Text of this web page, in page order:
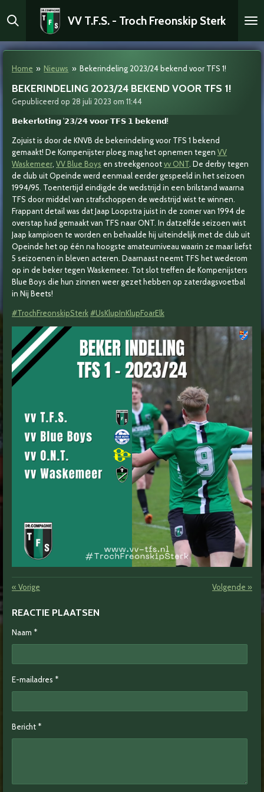
direct
de
VV T.F.S. - Troch Freonskip Sterk
Home » Nieuws » Bekerindeling 2023/24 bekend voor TFS 1!
BEKERINDELING 2023/24 BEKEND VOOR TFS 1!
Gepubliceerd op 28 juli 2023 om 11:44
𝗕𝗲𝗸𝗲𝗿𝗹𝗼𝘁𝗶𝗻𝗴 '𝟮𝟯/𝟮𝟰 𝘃𝗼𝗼𝗿 𝗧𝗙𝗦 𝟭 𝗯𝗲𝗸𝗲𝗻𝗱!
Zojuist is door de KNVB de bekerindeling voor TFS 1 bekend
gemaakt! De Kompenijster ploeg mag het opnemen tegen VV
Waskemeer, VV Blue Boys en streekgenootvv ONT. De derby tegen
de club uit Opeinde werd eenmaal eerder gespeeld in het seizoen
1994/95. Toentertijd eindigde de wedstrijd in een brilstand waarna
TFS door middel van strafschoppen de wedstrijd wist te winnen.
Frappant detail was dat Jaap Loopstrajuist in de zomer van 1994 de
overstap had gemaakt van TFS naar ONT. In datzelfde seizoen wist
Jaap kampioen te worden en behaalde hij uiteindelijk met de club uit
Opeinde het op één na hoogste amateurniveau waarin ze maar liefst
5 seizoenen in bleven acteren. Daarnaast neemt TFS het wederom
op in de beker tegen Waskemeer. Tot slot treffen de Kompenijsters
Blue Boys die hun zinnen weer gezet hebben op zaterdagsvoetbal
in Nij Beets!
#TrochFreonskipSterk#UsKlupInKlupFoarElk
« Vorige Volgende »
REACTIE PLAATSEN
Naam *
E-mailadres *
Bericht *